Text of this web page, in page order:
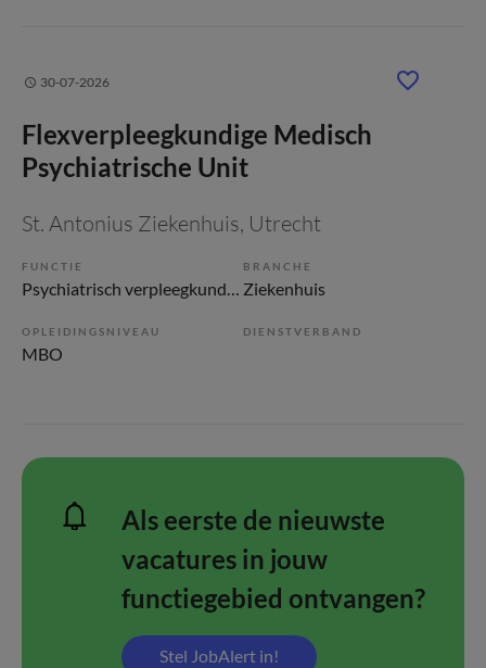
30-07-2026
Flexverpleegkundige Medisch
Psychiatrische Unit
St. Antonius Ziekenhuis, Utrecht
FUNCTIE
Psychiatrisch verpleegkundige
BRANCHE
Ziekenhuis
OPLEIDINGSNIVEAU
MBO
DIENSTVERBAND
Als eerste de nieuwste
vacatures in jouw
functiegebied ontvangen?
Stel JobAlert in!